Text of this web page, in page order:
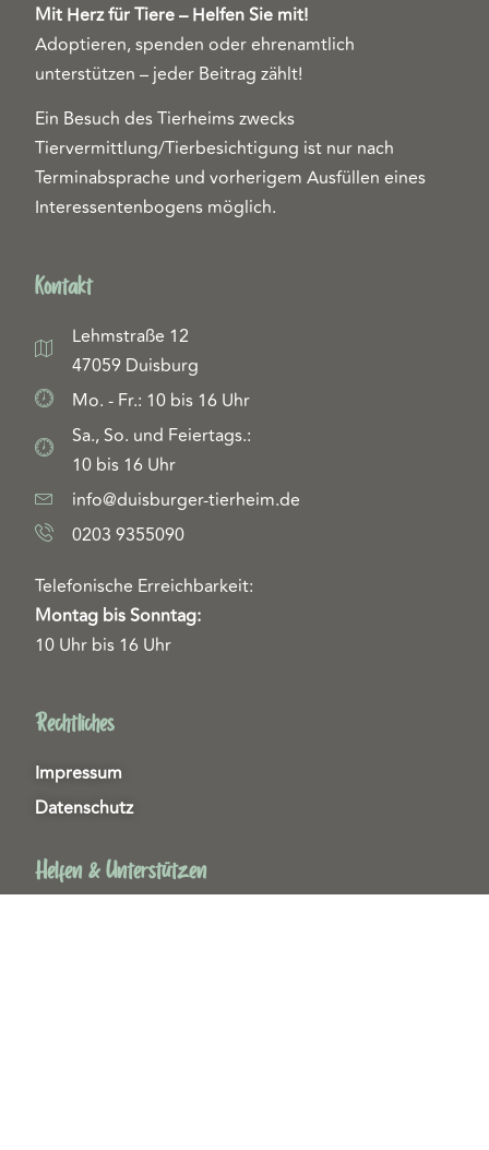
Mit Herz für Tiere – Helfen Sie mit!
Adoptieren, spenden oder ehrenamtlich
unterstützen – jeder Beitrag zählt!
Ein Besuch des Tierheims zwecks
Tiervermittlung/Tierbesichtigung ist nur nach
Terminabsprache und vorherigem Ausfüllen eines
Interessentenbogens möglich.
Kontakt
Lehmstraße 12
47059 Duisburg
Mo. - Fr.: 10 bis 16 Uhr
Sa., So. und Feiertags.:
10 bis 16 Uhr
info@duisburger-tierheim.de
0203 9355090
Telefonische Erreichbarkeit:
Montag bis Sonntag:
10 Uhr bis 16 Uhr
Rechtliches
Impressum
Datenschutz
Helfen & Unterstützen